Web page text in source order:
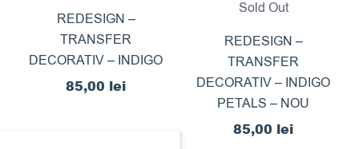
REDESIGN –
TRANSFER
DECORATIV – INDIGO
85,00 lei
Sold Out
REDESIGN –
TRANSFER
DECORATIV – INDIGO
PETALS – NOU
85,00 lei